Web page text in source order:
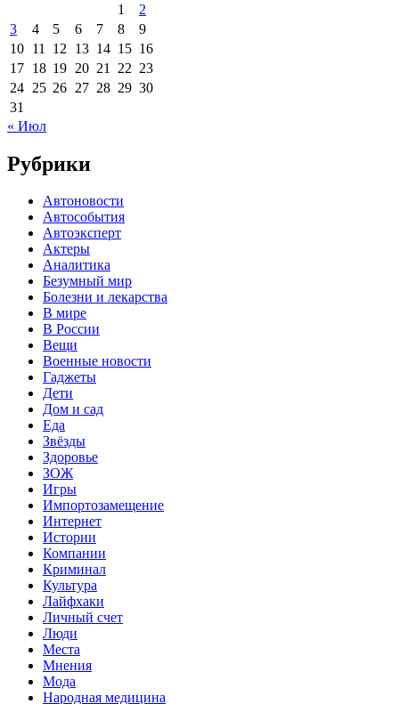
1
2
3
4 5 6 7 8
9
10 11 12 13 14 15 16
17 18 19 20 21 22 23
24 25 26 27 28 29 30
31
« Июл
Рубрики
Автоновости
Автособытия
Автоэксперт
Актеры
Аналитика
Безумный мир
Болезни и лекарства
В мире
В России
Вещи
Военные новости
Гаджеты
Дети
Дом и сад
Еда
Звёзды
Здоровье
ЗОЖ
Игры
Импортозамещение
Интернет
Истории
Компании
Криминал
Культура
Лайфхаки
Личный счет
Люди
Места
Мнения
Мода
Народная медицина